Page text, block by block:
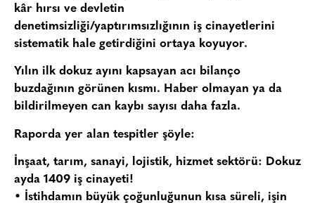
kâr hırsı ve devletin
denetimsizliği/yaptırımsızlığının iş cinayetlerini
sistematik hale getirdiğini ortaya koyuyor.
Yılın ilk dokuz ayını kapsayan acı bilanço
buzdağının görünen kısmı. Haber olmayan ya da
bildirilmeyen can kaybı sayısı daha fazla.
Raporda yer alan tespitler şöyle:
İnşaat, tarım, sanayi, lojistik, hizmet sektörü: Dokuz
ayda 1409 iş cinayeti!
• İstihdamın büyük çoğunluğunun kısa süreli, işin